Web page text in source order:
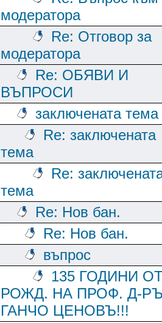
модератора
Re: Отговор за
модератора
Re: ОБЯВИ И
ВЪПРОСИ
заключената тема
Re: заключената
тема
Re:
тема
Re: Нов бан.
Re: Нов бан.
въпрос
135 ГОДИНИ
РОЖД. НА ПРОФ. Д-
ГАНЧО ЦЕНОВЪ!!!